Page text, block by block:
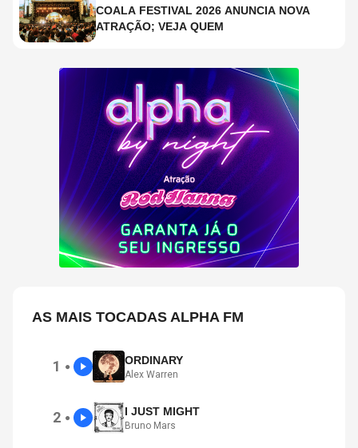
COALA FESTIVAL 2026 ANUNCIA NOVA
ATRAÇÃO; VEJA QUEM
AS MAIS TOCADAS ALPHA FM
1 ● ORDINARY
Alex Warren
2 ● I JUST MIGHT
Bruno Mars